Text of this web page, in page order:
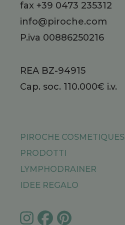
fax +39 0473 235312
info@piroche.com
P.iva 00886250216
REA BZ-94915
Cap. soc. 110.000€ i.v.
PIROCHE COSMETIQUES
PRODOTTI
LYMPHODRAINER
IDEE REGALO